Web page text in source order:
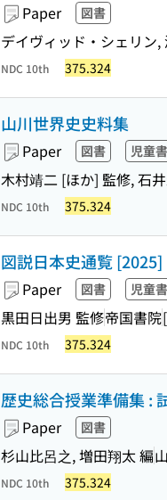
Paper 図書
デイヴィッド・シェリン,
NDC 10th 375.324
山川世界史史料集
Paper 図書 児童書
木村靖二 [ほか] 監修, 石
NDC 10th 375.324
図説日本史通覧 [2025]
Paper 図書 児童書
黒田日出男 監修帝国書院
NDC 10th 375.324
歴史総合授業準備集 :
Paper 図書
杉山比呂之, 増田翔太 編
NDC 10th 375.324